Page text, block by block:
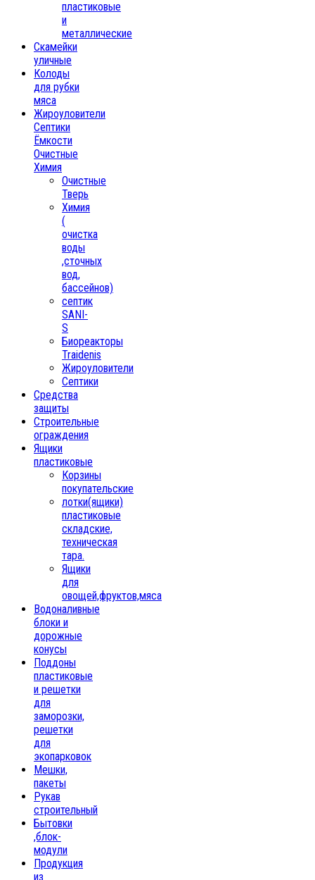
пластиковые
и
металлические
Скамейки
уличные
Колоды
для рубки
мяса
Жироуловители
Септики
Ёмкости
Очистные
Химия
Очистные
Тверь
Химия
(
очистка
воды
,сточных
вод,
бассейнов)
септик
SANI-
S
Биореакторы
Traidenis
Жироуловители
Септики
Средства
защиты
Строительные
ограждения
Ящики
пластиковые
Корзины
покупательские
лотки(ящики)
пластиковые
складские,
техническая
тара.
Ящики
для
овощей,фруктов,мяса
Водоналивные
блоки и
дорожные
конусы
Поддоны
пластиковые
и решетки
для
заморозки,
решетки
для
экопарковок
Мешки,
пакеты
Рукав
строительный
Бытовки
,блок-
модули
Продукция
из